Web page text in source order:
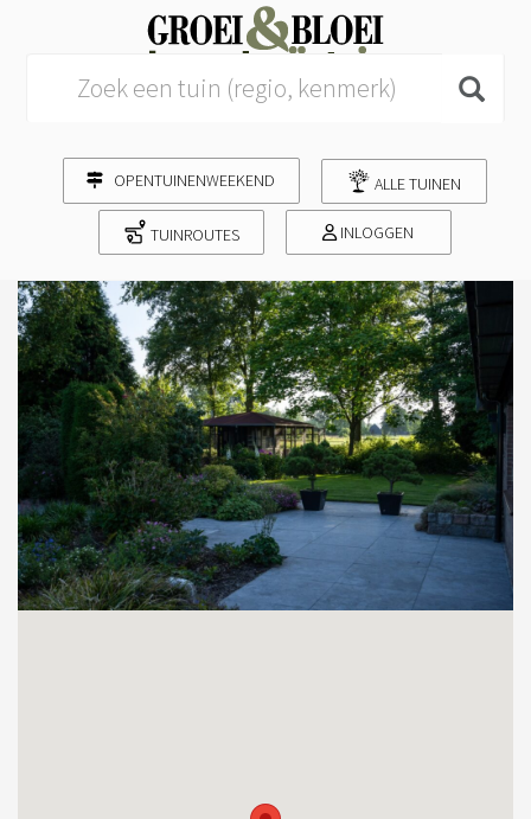
OPENTUINENWEEKEND ALLE TUINEN
TUINROUTES INLOGGEN